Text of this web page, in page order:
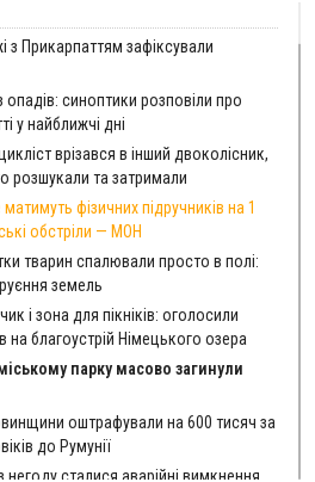
з Прикарпаттям зафіксували
опадів: синоптики розповіли про
у найближчі дні
врізався в інший двоколісник,
розшукали та затримали
фізичних підручників на 1
обстріли — МОН
тварин спалювали просто в полі:
земель
і зона для пікніків: оголосили
на благоустрій Німецького озера
парку масово загинули
оштрафували на 600 тисяч за
до Румунії
негоду сталися аварійні вимкнення